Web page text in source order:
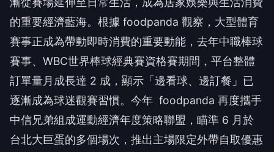
的重要經濟藍海。根據 foodpanda 觀察，大型體育
賽事正成為帶動即時消費的重要動能，去年中職棒球
賽事、WBC世界棒球經典賽資格賽期間，平台整體
訂單量月成長達 2 成，顯示「邊看球、邊訂餐」已
逐漸成為球迷觀賽習慣。今年 foodpanda 再度攜手
中信兄弟組成運動經濟年度策略聯盟，瞄準 6 月於
台北大巨蛋的多個場次，推出主場限定外帶自取優惠